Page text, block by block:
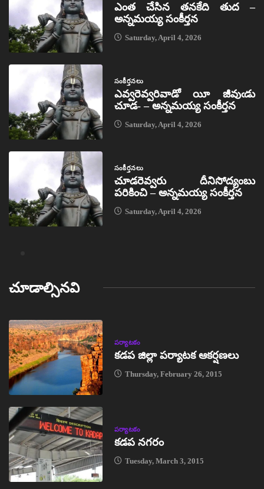
ఎంత చేసిన తనకేది తుద –
అన్నమయ్య సంకీర్తన
Saturday, April 4, 2026
సంకీర్తనలు
ఎవ్వరెవ్వరివాడో యీ జీవుఁడు
చూడ- – అన్నమయ్య సంకీర్తన
Saturday, April 4, 2026
సంకీర్తనలు
చూడరెవ్వరు దీనిసోద్యంబు
పరికించి – అన్నమయ్య సంకీర్తన
Saturday, April 4, 2026
చూడాల్సినవి
పర్యాటకం
కడప జిల్లా పర్యాటక ఆకర్షణలు
Thursday, February 26, 2015
పర్యాటకం
కడప నగరం
Tuesday, March 3, 2015